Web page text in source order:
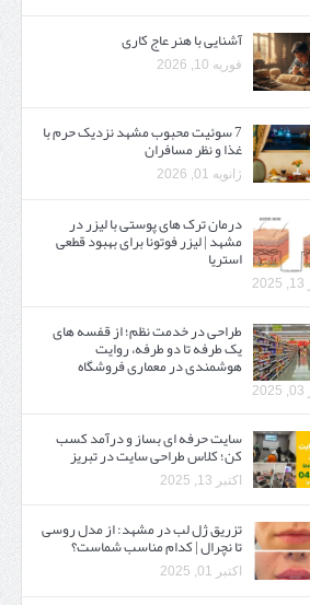
آشنایی با هنر عاج کاری
فوریه 10, 2026
7 سوئیت محبوب مشهد نزدیک حرم با
غذا و نظر مسافران
ژانویه 01, 2026
درمان ترک های پوستی با لیزر در
مشهد | لیزر فوتونا برای بهبود قطعی
استریا
طراحی در خدمت نظم؛ از قفسه ‌های
یک‌ طرفه تا دو طرفه، روایت
هوشمندی در معماری فروشگاه
سایت حرفه ‌ای بساز و درآمد کسب
کن؛ کلاس طراحی سایت در تبریز
اکتبر 13, 2025
تزریق ژل لب در مشهد: از مدل روسی
تا نچرال | کدام مناسب شماست؟
اکتبر 01, 2025